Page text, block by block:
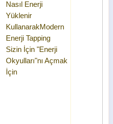
Nasıl Enerji
Yüklenir
KullanarakModern
Enerji Tapping
Sizin İçin "Enerji
Okyulları"nı Açmak
İçin